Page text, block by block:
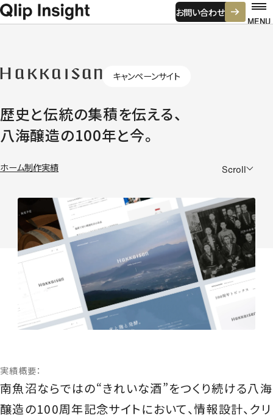
お問い合わせ
MENU
ホーム 初めての方へ 仕事の進め方
費用感について よくある悩み
ビジネスグロース
サービス
Webサイト制作
コーポレートサイト
ブランドサイト
ECサイト
採用サイト
多言語サイト
キャンペーンサイト
歴史と伝統の集積を伝える、
八海醸造の100年と今。
ホーム制作実績 Scroll
実績概要：
南魚沼ならではの“きれいな酒”をつくり続ける八海
醸造の100周年記念サイトにおいて、情報設計、クリ